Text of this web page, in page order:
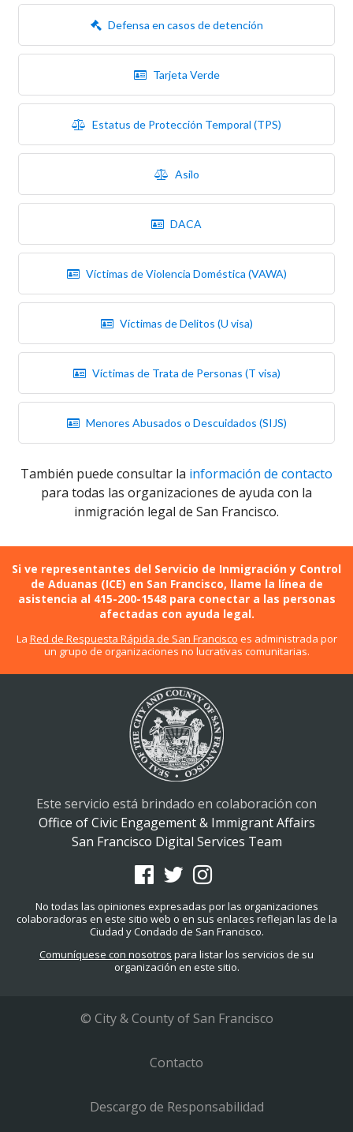
Defensa en casos de detención
Tarjeta Verde
Estatus de Protección Temporal (TPS)
Asilo
DACA
Víctimas de Violencia Doméstica (VAWA)
Víctimas de Delitos (U visa)
Víctimas de Trata de Personas (T visa)
Menores Abusados o Descuidados (SIJS)
También puede consultar la información de contacto
para todas las organizaciones de ayuda con la
inmigración legal de San Francisco.
Si ve representantes del Servicio de Inmigración y Control
de Aduanas (ICE) en San Francisco, llame la línea de
asistencia al 415-200-1548 para conectar a las personas
afectadas con ayuda legal.
La Red de Respuesta Rápida de San Francisco es administrada por
un grupo de organizaciones no lucrativas comunitarias.
Este servicio está brindado en colaboración con
Office of Civic Engagement & Immigrant Affairs
San Francisco Digital Services Team
No todas las opiniones expresadas por las organizaciones
colaboradoras en este sitio web o en sus enlaces reflejan las de la
Ciudad y Condado de San Francisco.
Comuníquese con nosotros para listar los servicios de su
organización en este sitio.
© City & County of San Francisco
Contacto
Descargo de Responsabilidad